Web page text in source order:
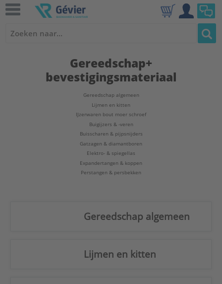
Gereedschap+
bevestigingsmateriaal
Gereedschap algemeen
Lijmen en kitten
IJzerwaren bout moer schroef
Buigijzers & -veren
Buisscharen & pijpsnijders
Gatzagen & diamantboren
Elektro- & spiegellas
Expandertangen & koppen
Perstangen & persbekken
Gereedschap algemeen
Lijmen en kitten